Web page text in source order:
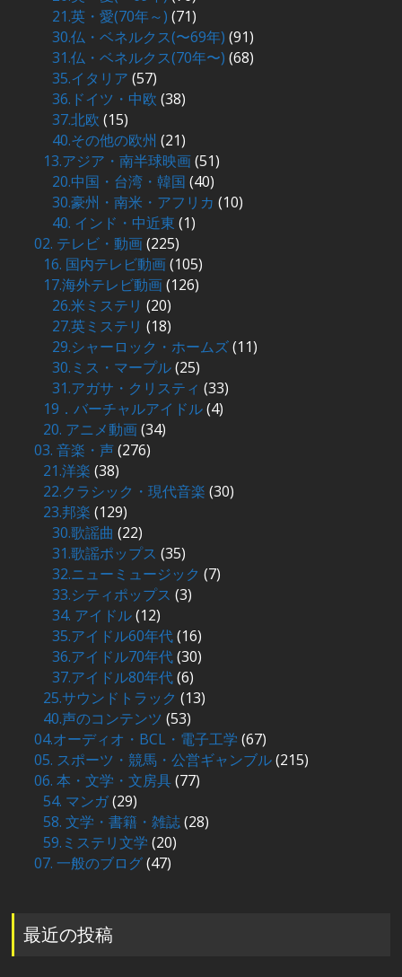
21.英・愛(70年～) (71)
30.仏・ベネルクス(〜69年) (91)
31.仏・ベネルクス(70年〜) (68)
35.イタリア (57)
36.ドイツ・中欧 (38)
37.北欧 (15)
40.その他の欧州 (21)
13.アジア・南半球映画(51)
20.中国・台湾・韓国 (40)
30.豪州・南米・アフリカ (10)
40. インド・中近東 (1)
02. テレビ・動画(225)
16. 国内テレビ動画(105)
17.海外テレビ動画(126)
26.米ミステリ (20)
27.英ミステリ (18)
29.シャーロック・ホームズ(11)
30.ミス・マープル(25)
31.アガサ・クリスティ (33)
19．バーチャルアイドル(4)
20. アニメ動画(34)
03. 音楽・声(276)
21.洋楽 (38)
22.クラシック・現代音楽 (30)
23.邦楽 (129)
30.歌謡曲 (22)
31.歌謡ポップス (35)
32.ニューミュージック (7)
33.シティポップス (3)
34. アイドル(12)
35.アイドル60年代(16)
36.アイドル70年代(30)
37.アイドル80年代(6)
25.サウンドトラック (13)
40.声のコンテンツ (53)
04.オーディオ・BCL・電子工学 (67)
05. スポーツ・競馬・公営ギャンブル(215)
06. 本・文学・文房具(77)
54. マンガ(29)
58. 文学・書籍・雑誌(28)
59.ミステリ文学 (20)
07. 一般のブログ(47)
最近の投稿